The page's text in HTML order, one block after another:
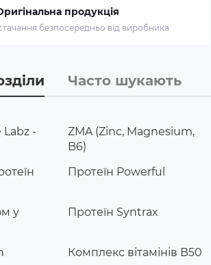
продукція
безпосередньо від виробника
Часто шукають
-
ZMA (Zinc, Magnesium,
B6)
Протеїн Powerful
у
Протеїн Syntrax
Комплекс вітамінів В50